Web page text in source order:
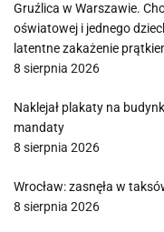
Gruźlica w Warszawie.
oświatowej i jednego
latentne zakażenie
8 sierpnia 2026
Naklejał plakaty na
mandaty
8 sierpnia 2026
Wrocław: zasnęła w
8 sierpnia 2026